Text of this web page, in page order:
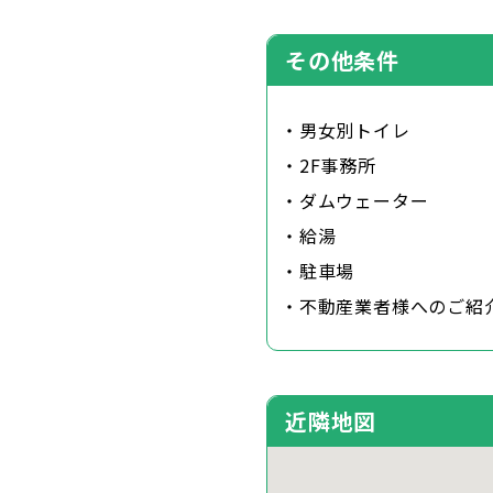
その他条件
・男女別トイレ
・2F事務所
・ダムウェーター
・給湯
・駐車場
・不動産業者様へのご紹
近隣地図